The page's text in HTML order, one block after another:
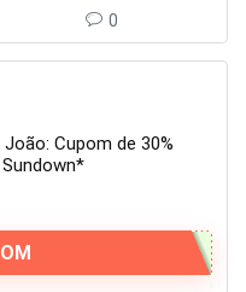
0
Cupom de 30%